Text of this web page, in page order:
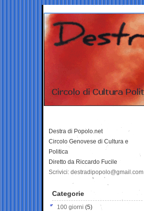
Destra di Popolo.net
Circolo Genovese di Cultura e
Politica
Diretto da Riccardo Fucile
Scrivici: destradipopolo@gmail.com
Categorie
100 giorni (5)